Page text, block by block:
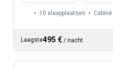
10 slaapplaatsen
Laagste495 € / nacht